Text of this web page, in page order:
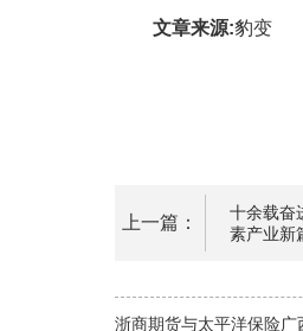
文章来源:豹变
上一篇：
十余载奋
素产业新
浙商期货与太平洋保险广